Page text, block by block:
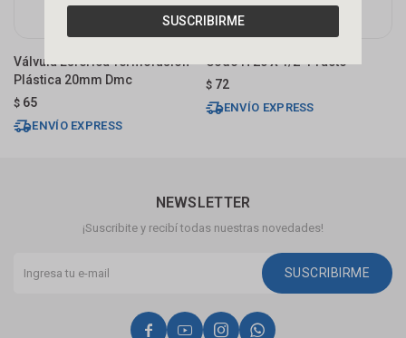
SUSCRIBIRME
Válvula Esférica Termofusión
Plástica 20mm Dmc
$ 65
ENVÍO EXPRESS
Codo H 20 X 1/2" Practo
$ 72
ENVÍO EXPRESS
NEWSLETTER
¡Suscribite y recibí todas nuestras novedades!
SUSCRIBIRME
   